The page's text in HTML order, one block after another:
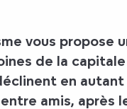
vous propose
de la
en
amis, après